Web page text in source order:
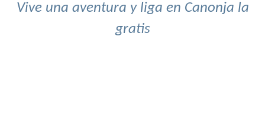
Vive una aventura y liga en Canonja la
gratis